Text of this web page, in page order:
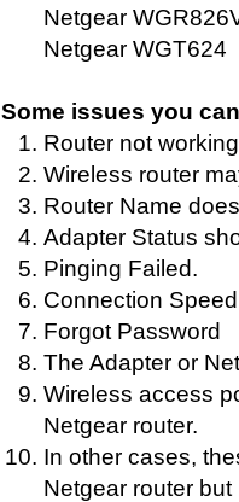
Netgear
Netgear WGT624
Some issues you
Router not
Wireless router
Router Name
Adapter Status
Pinging Failed.
Connection
Forgot Password
The Adapter or
Wireless access
Netgear router.
In other cases,
Netgear router